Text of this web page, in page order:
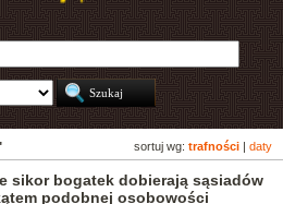
sortuj wg: trafności daty
sikor bogatek dobierają sąsiadów
podobnej osobowości